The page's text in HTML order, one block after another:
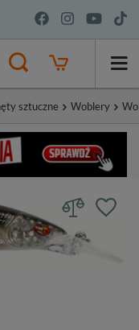
sztuczne Woblery